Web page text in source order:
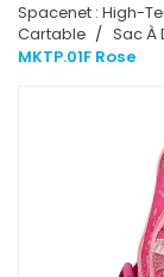
Spacenet : High-
Cartable
Sac À
MKTP.01F Rose